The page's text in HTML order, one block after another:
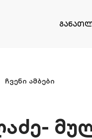
ჩვენი ამბები